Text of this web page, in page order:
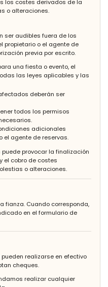
los costes derivados de la
o alteraciones.
ser audibles fuera de los
propietario o el agente de
previa por escrito.
una fiesta o evento, el
las leyes aplicables y las
deberán ser
todos los permisos
adicionales
el agente de reservas.
provocar la finalización
el cobro de costes
o alteraciones.
fianza. Cuando corresponda,
en el formulario de
realizarse en efectivo
cheques.
realizar cualquier